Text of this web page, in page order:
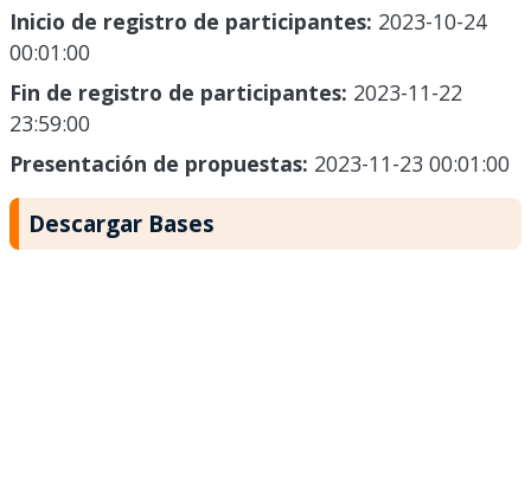
Inicio de registro de participantes: 2023-10-24
00:01:00
Fin de registro de participantes: 2023-11-22
23:59:00
Presentación de propuestas: 2023-11-23 00:01:00
Descargar Bases